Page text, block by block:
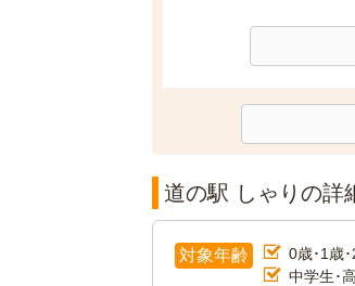
道の駅 しゃりの詳
対象年齢 0歳･1歳
中学生･